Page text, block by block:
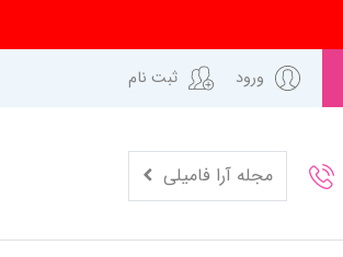
ورود ثبت نام
مجله آرا فامیلی